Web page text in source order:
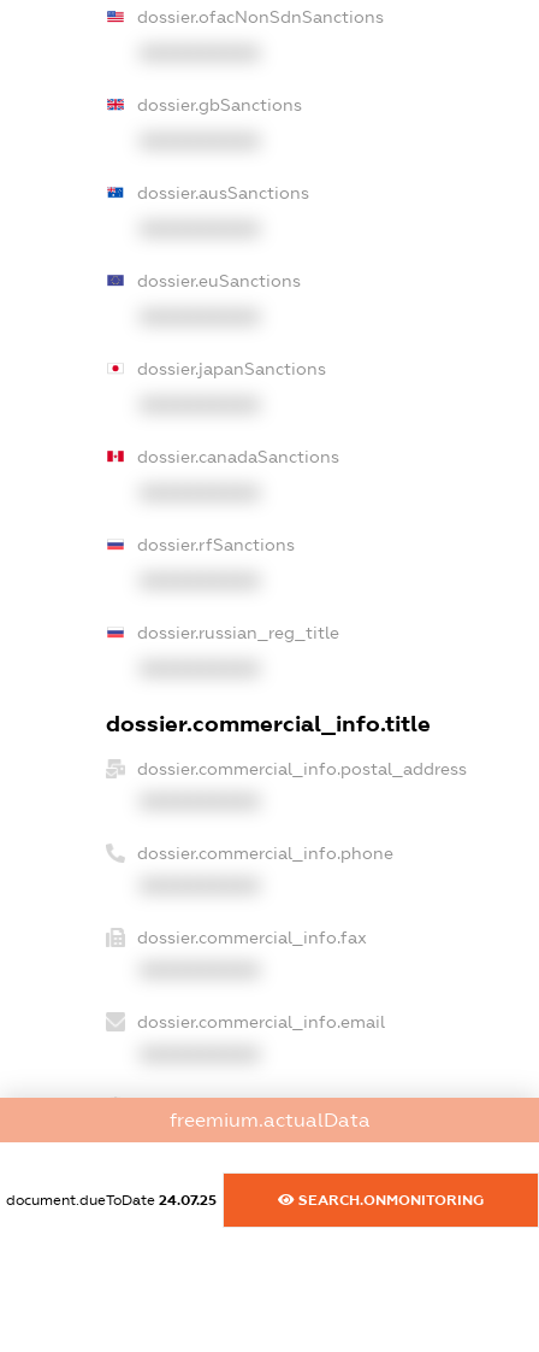
dossier.ofacNonSdnSanctions
dossier.gbSanctions
dossier.ausSanctions
dossier.euSanctions
dossier.japanSanctions
dossier.canadaSanctions
dossier.rfSanctions
dossier.russian_reg_title
dossier.commercial_info.title
dossier.commercial_info.postal_address
dossier.commercial_info.phone
dossier.commercial_info.fax
dossier.commercial_info.email
XXXXXXXXXX
dossier.commercial_info.activity
XXXXXXXXXX
freemium.actualData
document.dueToDate 24.07.25 SEARCH.ONMONITORING